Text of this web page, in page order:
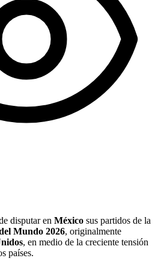
disputar en México sus partidos de la
Mundo 2026, originalmente
, en medio de la creciente tensión
países.